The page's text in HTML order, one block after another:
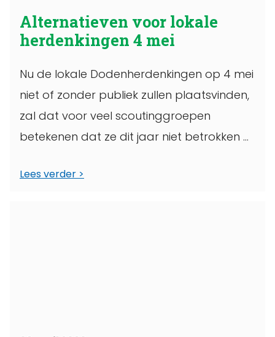
Alternatieven voor lokale
herdenkingen 4 mei
Nu de lokale Dodenherdenkingen op 4 mei
niet of zonder publiek zullen plaatsvinden,
zal dat voor veel scoutinggroepen
betekenen dat ze dit jaar niet betrokken ...
Lees verder